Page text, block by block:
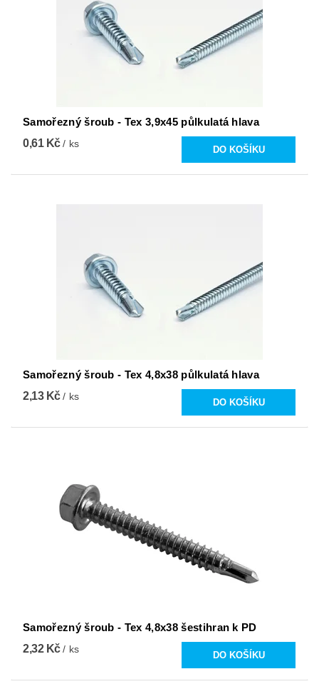
Samořezný šroub - Tex 3,9x45 půlkulatá hlava
0,61 Kč/ ks
Samořezný šroub - Tex 4,8x38 půlkulatá hlava
2,13 Kč/ ks
Samořezný šroub - Tex 4,8x38 šestihran k PD
2,32 Kč/ ks